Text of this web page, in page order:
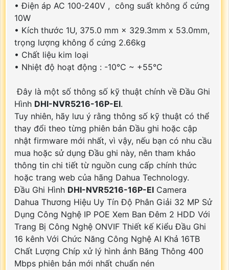
• Điện áp AC 100-240V , công suất không ổ cứng
10W
• Kích thước 1U, 375.0 mm × 329.3mm x 53.0mm,
trọng lượng không ổ cứng 2.66kg
• Chất liệu kim loại
• Nhiệt độ hoạt động : -10°C ~ +55°C
Đây là một số thông số kỹ thuật chính về Đầu Ghi
Hình DHI-NVR5216-16P-EI.
Tuy nhiên, hãy lưu ý rằng thông số kỹ thuật có thể
thay đổi theo từng phiên bản Đầu ghi hoặc cập
nhật firmware mới nhất, vì vậy, nếu bạn có nhu cầu
mua hoặc sử dụng Đầu ghi này, nên tham khảo
thông tin chi tiết từ nguồn cung cấp chính thức
hoặc trang web của hãng Dahua Technology.
Đầu Ghi Hình DHI-NVR5216-16P-EI Camera
Dahua Thương Hiệu Uy Tín Độ Phân Giải 32 MP Sử
Dụng Công Nghệ IP POE Xem Ban Đêm 2 HDD Với
Trang Bị Công Nghệ ONVIF Thiết kế Kiểu Đầu Ghi
16 kênh Với Chức Năng Công Nghệ AI Khả 16TB
Chất Lượng Chíp xử lý hình ảnh Băng Thông 400
Mbps phiên bản mới nhất chuẩn nén